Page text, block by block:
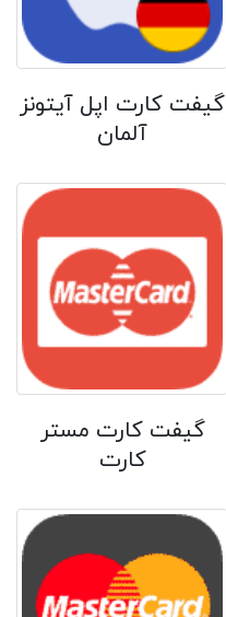
گیفت کارت اپل آیتونز
آلمان
گیفت کارت مستر
کارت